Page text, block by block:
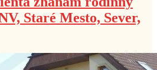
Staré Mesto, Sever,